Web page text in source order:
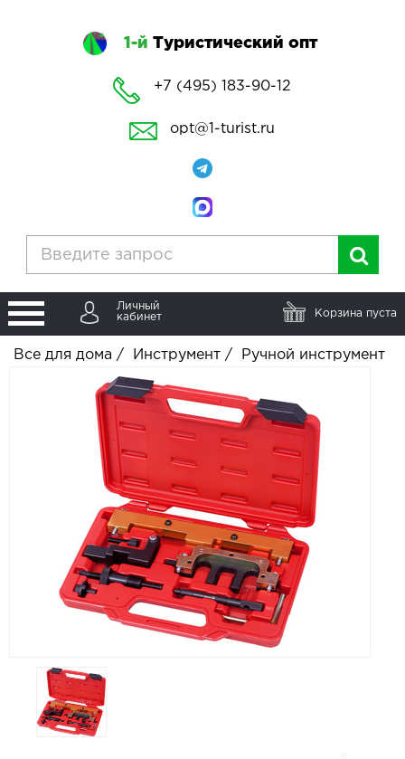
1-й Туристический опт
+7 (495) 183-90-12
opt@1-turist.ru
Личный
кабинет
Корзина пуста
Все для дома / Инструмент / Ручной инструмент